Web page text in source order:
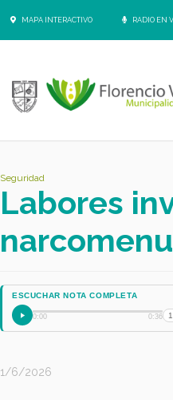
MAPA INTERACTIVO RADIO EN
Seguridad
Labores
ESCUCHAR NOTA COMPLETA
0:00 0:36
1/6/2026